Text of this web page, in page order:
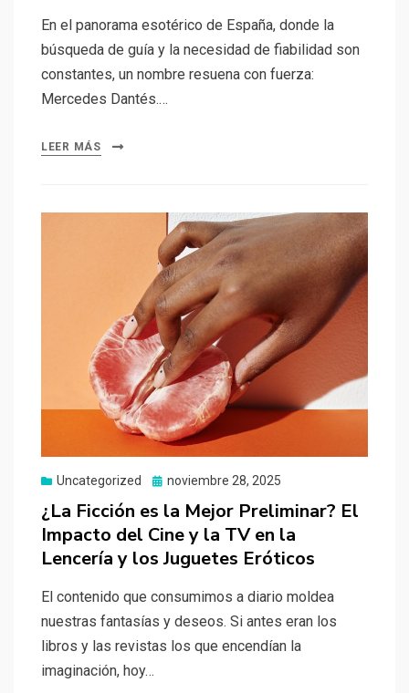
En el panorama esotérico de España, donde la
búsqueda de guía y la necesidad de fiabilidad son
constantes, un nombre resuena con fuerza:
Mercedes Dantés.…
LEER MÁS
Uncategorized
Publicado
noviembre 28, 2025
¿La Ficción es la Mejor Preliminar? El
Impacto del Cine y la TV en la
Lencería y los Juguetes Eróticos
El contenido que consumimos a diario moldea
nuestras fantasías y deseos. Si antes eran los
libros y las revistas los que encendían la
imaginación, hoy…